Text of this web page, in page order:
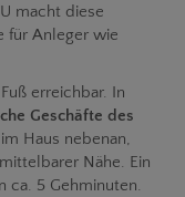
macht diese
für Anleger wie
erreichbar. In
Geschäfte des
Haus nebenan,
Nähe. Ein
ca. 5 Gehminuten.